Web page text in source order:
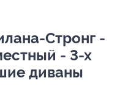
Стронг -
- 3-х
диваны